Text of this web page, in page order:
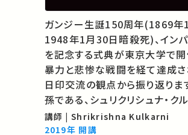
ガンジー生誕150周年(1869年
1948年1月30日暗殺死)、イン
を記念する式典が東京大学で開
暴力と悲惨な戦闘を経て達成
日印交流の観点から振り返ります。 ガンディー
孫である、シュリクリシュナ・ク
演です。ガンディーの価値観の
ら、そのリーダーシップについてお
講師 | Shrikrishna Kulkarni
2019年 開講